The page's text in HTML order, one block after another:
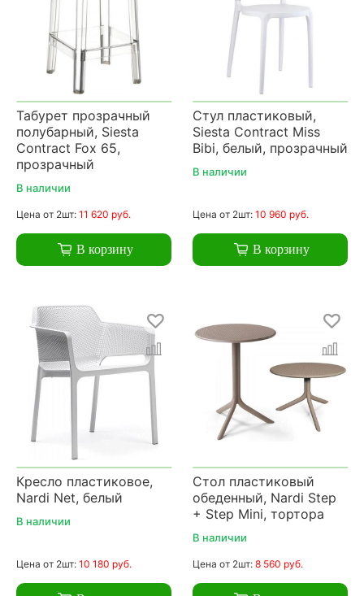
Табурет прозрачный
полубарный, Siesta
Contract Fox 65,
прозрачный
В наличии
Цена от 2шт: 11 620 руб.
В корзину
Стул пластиковый,
Siesta Contract Miss
Bibi, белый, прозрачный
В наличии
Цена от 2шт: 10 960 руб.
В корзину
Кресло пластиковое,
Nardi Net, белый
В наличии
Цена от 2шт: 10 180 руб.
Стол пластиковый
обеденный, Nardi Step
+ Step Mini, тортора
В наличии
Цена от 2шт: 8 560 руб.